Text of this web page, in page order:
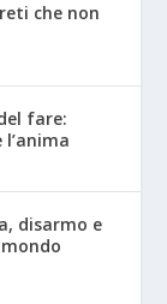
che non
fare:
disarmo e